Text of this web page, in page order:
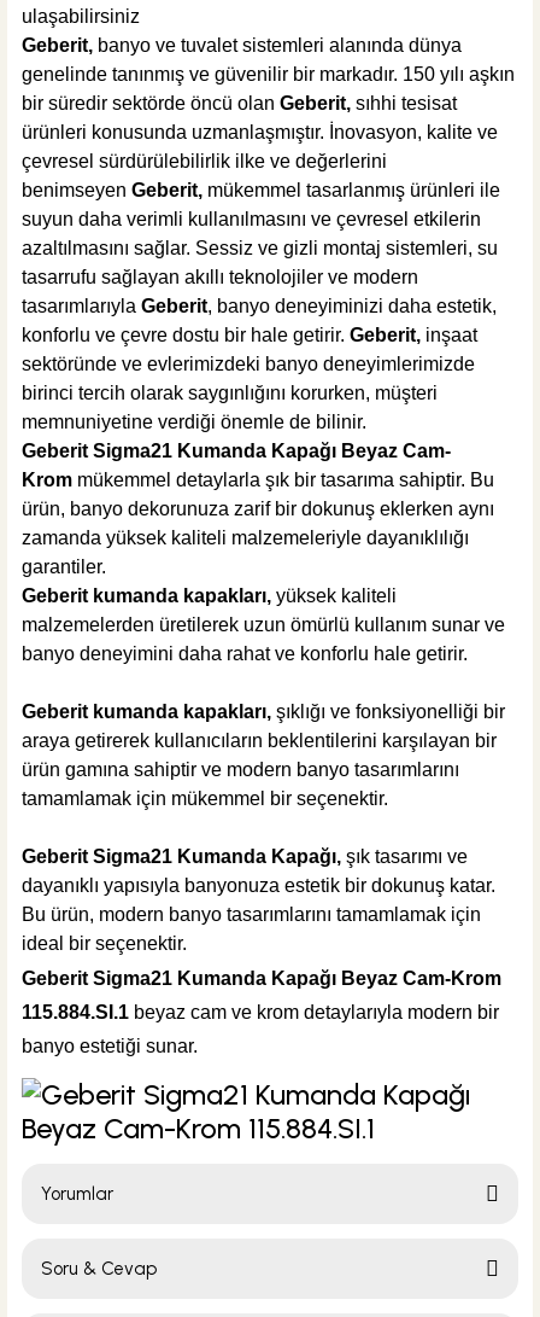
KARGO BEDAVA
Hansgrohe
Hansgrohe Metris E Ankastre Stop Valf + İç Set
6.673,20 TL %40
4.003,92 TL
Sepete Ekle
ulaşabilirsiniz
Geberit, banyo ve tuvalet sistemleri alanında dünya
genelinde tanınmış ve güvenilir bir markadır. 150 yılı aşkın
bir süredir sektörde öncü olan Geberit, sıhhi tesisat
ürünleri konusunda uzmanlaşmıştır. İnovasyon, kalite ve
çevresel sürdürülebilirlik ilke ve değerlerini
benimseyen Geberit, mükemmel tasarlanmış ürünleri ile
suyun daha verimli kullanılmasını ve çevresel etkilerin
azaltılmasını sağlar. Sessiz ve gizli montaj sistemleri, su
tasarrufu sağlayan akıllı teknolojiler ve modern
tasarımlarıyla Geberit, banyo deneyiminizi daha estetik,
konforlu ve çevre dostu bir hale getirir. Geberit, inşaat
sektöründe ve evlerimizdeki banyo deneyimlerimizde
birinci tercih olarak saygınlığını korurken, müşteri
memnuniyetine verdiği önemle de bilinir.
Geberit Sigma21 Kumanda Kapağı Beyaz Cam-
Krom mükemmel detaylarla şık bir tasarıma sahiptir. Bu
ürün, banyo dekorunuza zarif bir dokunuş eklerken aynı
zamanda yüksek kaliteli malzemeleriyle dayanıklılığı
garantiler.
Geberit kumanda kapakları, yüksek kaliteli
malzemelerden üretilerek uzun ömürlü kullanım sunar ve
banyo deneyimini daha rahat ve konforlu hale getirir.
Geberit kumanda kapakları, şıklığı ve fonksiyonelliği bir
araya getirerek kullanıcıların beklentilerini karşılayan bir
ürün gamına sahiptir ve modern banyo tasarımlarını
tamamlamak için mükemmel bir seçenektir.
Geberit Sigma21 Kumanda Kapağı, şık tasarımı ve
dayanıklı yapısıyla banyonuza estetik bir dokunuş katar.
Bu ürün, modern banyo tasarımlarını tamamlamak için
ideal bir seçenektir.
Geberit Sigma21 Kumanda Kapağı Beyaz Cam-Krom
115.884.SI.1 beyaz cam ve krom detaylarıyla modern bir
banyo estetiği sunar.
Yorumlar
Soru & Cevap